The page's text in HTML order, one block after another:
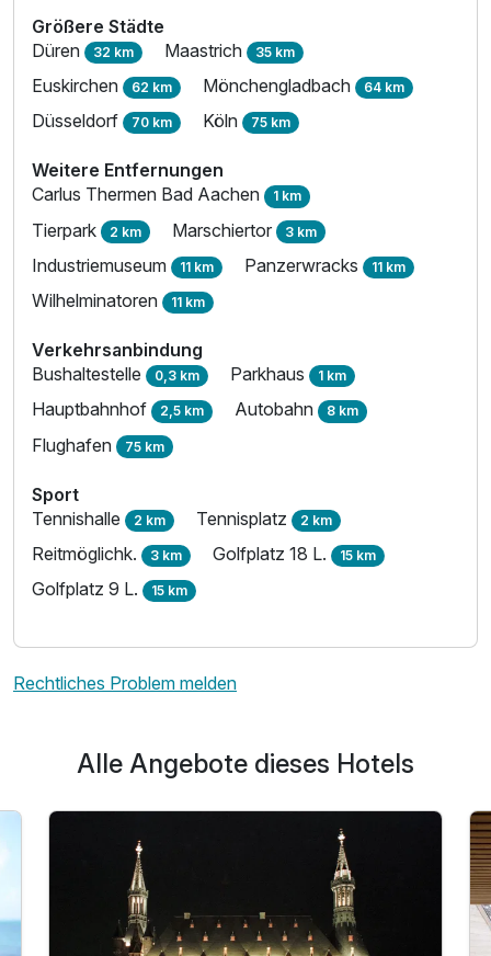
Größere Städte
Düren 32 km Maastrich 35 km
Euskirchen 62 km Mönchengladbach 64 km
Düsseldorf 70 km Köln 75 km
Weitere Entfernungen
Carlus Thermen Bad Aachen 1 km
Tierpark 2 km Marschiertor 3 km
Industriemuseum 11 km Panzerwracks 11 km
Wilhelminatoren 11 km
Verkehrsanbindung
Bushaltestelle 0,3 km Parkhaus 1 km
Hauptbahnhof 2,5 km Autobahn 8 km
Flughafen 75 km
Sport
Tennishalle 2 km Tennisplatz 2 km
Reitmöglichk. 3 km Golfplatz 18 L. 15 km
Golfplatz 9 L. 15 km
Rechtliches Problem melden
Alle Angebote dieses Hotels